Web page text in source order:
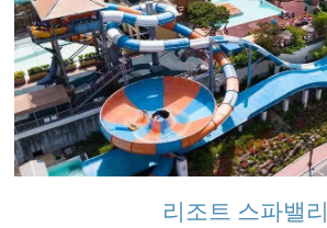
리조트 스파밸리